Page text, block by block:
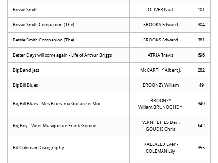
Bessie Smith OLIVER Paul 101
Bessie Smith Companion (The) BROOKS Edward 304
Bessie Smith Companion (The) BROOKS Edward 381
Better Days will come again - Life of Arthur Briggs ATRIA Travis 696
Big Band Jazz Mc CARTHY Albert J. 282
Big Bill Blues BROONZY William 49
Big Bill Blues - Mes Blues, ma Guitare et Moi
BROONZY
William,BRUNOGHE Y.
349
Big Boy - Vie et Musique de Frank Goudie
VERNHETTES Dan,
GOUDIE Chris
642
Bill Coleman Discography
KALEVELD Ever -
COLEMAN Lily
355